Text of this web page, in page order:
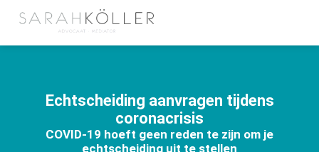
Echtscheiding aanvragen tijdens
coronacrisis
COVID-19 hoeft geen reden te zijn om je
echtscheiding uit te stellen